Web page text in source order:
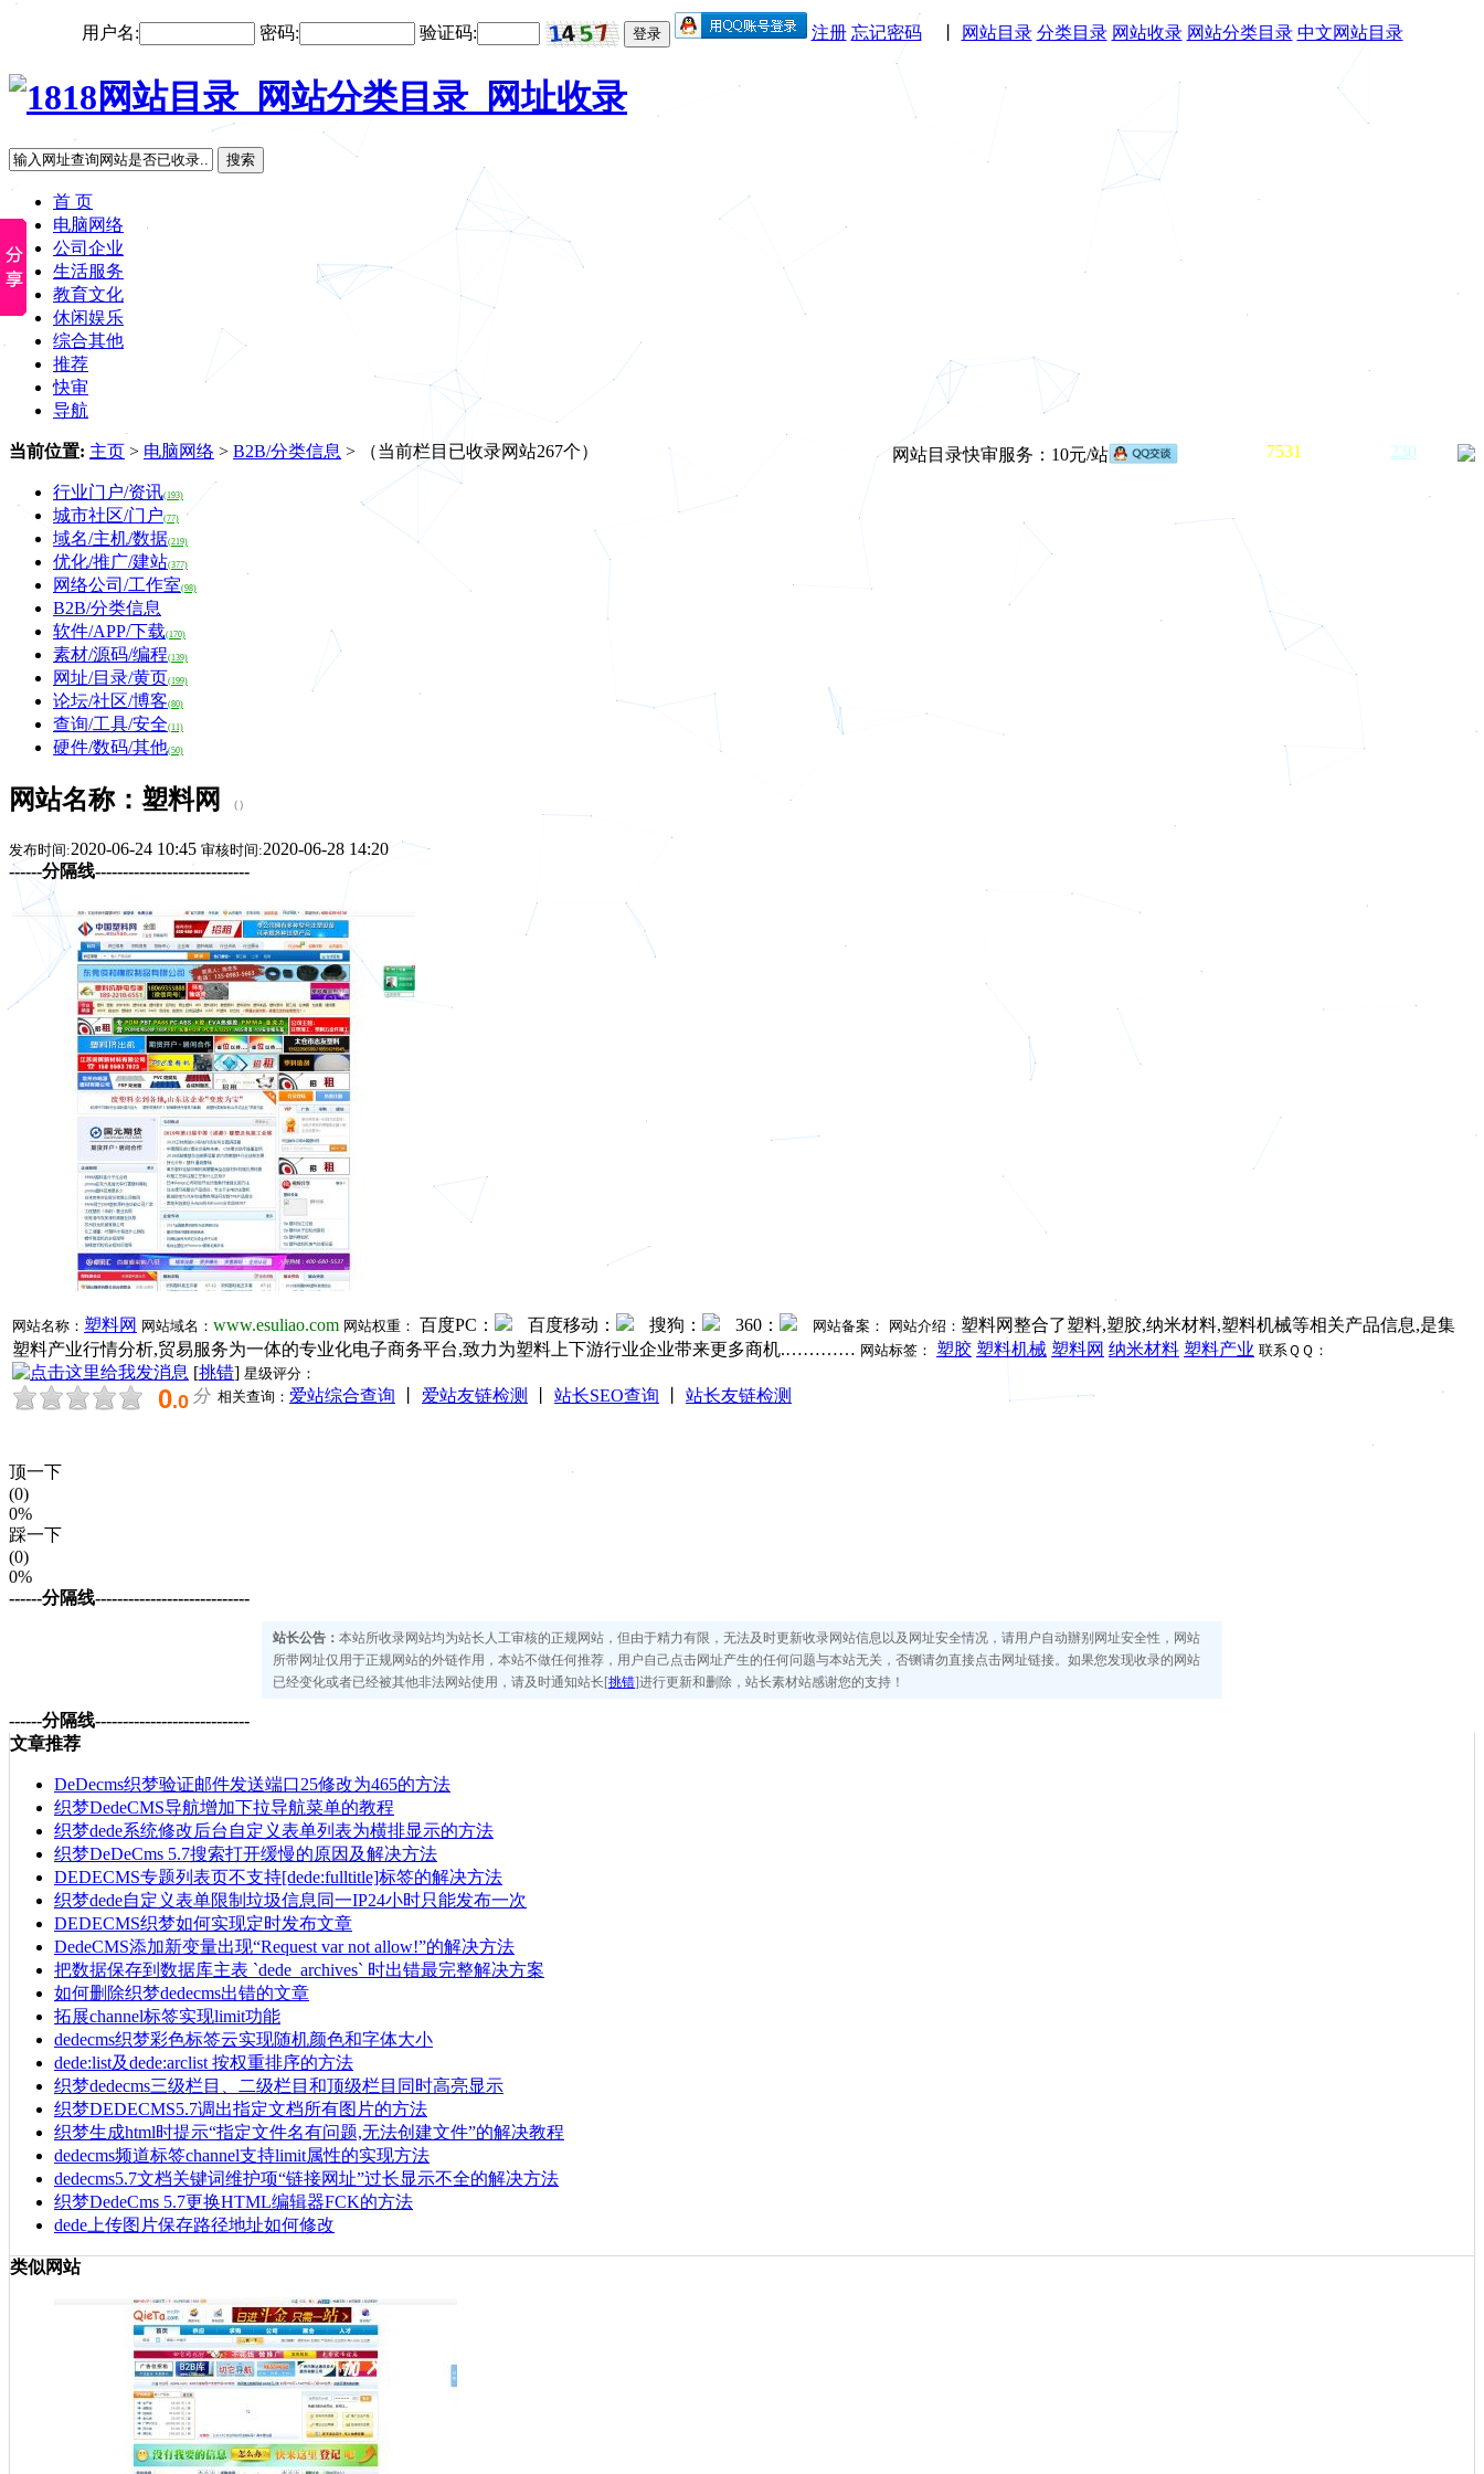
用户名: 密码: 验证码: 登录 注册 忘记密码丨 网站目录 分类目录 网站收录 网站分类目录 中文网站目录
搜索
首 页
电脑网络
公司企业
生活服务
教育文化
休闲娱乐
综合其他
推荐
快审
导航
7531 230
当前位置: 主页 > 电脑网络 > B2B/分类信息 > （当前栏目已收录网站267个）
网站目录快审服务：10元/站
行业门户/资讯(193)
城市社区/门户(77)
域名/主机/数据(219)
优化/推广/建站(377)
网络公司/工作室(98)
B2B/分类信息
软件/APP/下载(170)
素材/源码/编程(139)
网址/目录/黄页(199)
论坛/社区/博客(80)
查询/工具/安全(11)
硬件/数码/其他(50)
网站名称：塑料网 （ ）
发布时间:2020-06-24 10:45 审核时间:2020-06-28 14:20
------分隔线----------------------------
网站名称： 塑料网 网站域名： www.esuliao.com 网站权重： 百度PC： 百度移动： 搜狗： 360： 网站备案： 网站介绍： 塑料网整合了塑料,塑胶,纳米材料,塑料机械等相关产品信息,是集
塑料产业行情分析,贸易服务为一体的专业化电子商务平台,致力为塑料上下游行业企业带来更多商机.………… 网站标签： 塑胶 塑料机械 塑料网 纳米材料 塑料产业 联系ＱＱ：
[挑错] 星级评分：
0.0 分 相关查询： 爱站综合查询 爱站友链检测 站长SEO查询 站长友链检测
顶一下
(0)
0%
踩一下
(0)
0%
------分隔线----------------------------
站长公告： 本站所收录网站均为站长人工审核的正规网站，但由于精力有限，无法及时更新收录网站信息以及网址安全情况，请用户自动辦别网址安全性，网站
所带网址仅用于正规网站的外链作用，本站不做任何推荐，用户自己点击网址产生的任何问题与本站无关，否铡请勿直接点击网址链接。如果您发现收录的网站
已经变化或者已经被其他非法网站使用，请及时通知站长[挑错]进行更新和删除，站长素材站感谢您的支持！
------分隔线----------------------------
文章推荐
DeDecms织梦验证邮件发送端口25修改为465的方法
织梦DedeCMS导航增加下拉导航菜单的教程
织梦dede系统修改后台自定义表单列表为横排显示的方法
织梦DeDeCms 5.7搜索打开缓慢的原因及解决方法
DEDECMS专题列表页不支持[dede:fulltitle]标签的解决方法
织梦dede自定义表单限制垃圾信息同一IP24小时只能发布一次
DEDECMS织梦如何实现定时发布文章
DedeCMS添加新变量出现“Request var not allow!”的解决方法
把数据保存到数据库主表 `dede_archives` 时出错最完整解决方案
如何删除织梦dedecms出错的文章
拓展channel标签实现limit功能
dedecms织梦彩色标签云实现随机颜色和字体大小
dede:list及dede:arclist 按权重排序的方法
织梦dedecms三级栏目、二级栏目和顶级栏目同时高亮显示
织梦DEDECMS5.7调出指定文档所有图片的方法
织梦生成html时提示“指定文件名有问题,无法创建文件”的解决教程
dedecms频道标签channel支持limit属性的实现方法
dedecms5.7文档关键词维护项“链接网址”过长显示不全的解决方法
织梦DedeCms 5.7更换HTML编辑器FCK的方法
dede上传图片保存路径地址如何修改
类似网站